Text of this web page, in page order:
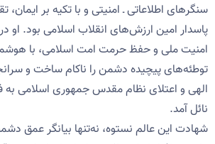
سنگرهای اطلاعاتی ـ امنیتی و با تکیه بر ایمان،
پاسدار امین ارزش‌های انقلاب اسلامی بود. او
امنیت ملی و حفظ حرمت امت اسلامی، با
توطئه‌های پیچیده دشمن را ناکام ساخت و
الهی و اعتلای نظام مقدس جمهوری اسلامی
نائل آمد.
شهادت این عالم نستوه، نه‌تنها بیانگر عمق